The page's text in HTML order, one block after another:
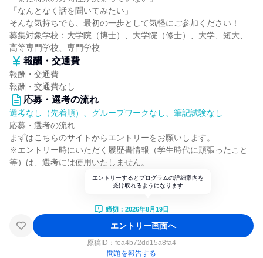
「なんとなく話を聞いてみたい」
そんな気持ちでも、最初の一歩として気軽にご参加ください！
募集対象学校：大学院（博士）、大学院（修士）、大学、短大、
高等専門学校、専門学校
報酬・交通費
報酬・交通費
報酬・交通費なし
応募・選考の流れ
選考なし（先着順）、グループワークなし、筆記試験なし
応募・選考の流れ
まずはこちらのサイトからエントリーをお願いします。
※エントリー時にいただく履歴書情報（学生時代に頑張ったこと
等）は、選考には使用いたしません。
エントリーするとプログラムの詳細案内を
受け取れるようになります
締切：2026年8月19日
エントリー画面へ
原稿ID： fea4b72dd15a8fa4
問題を報告する